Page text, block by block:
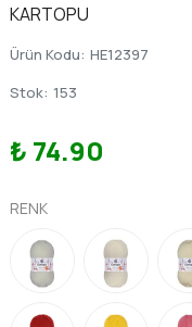
KARTOPU
Ürün Kodu: HE12397
Stok: 153
₺ 74.90
RENK